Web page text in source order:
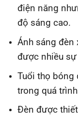
điện năng
độ sáng cao.
Ánh sáng đèn
được nhiều
Tuổi thọ bóng
trong quá
Đèn được